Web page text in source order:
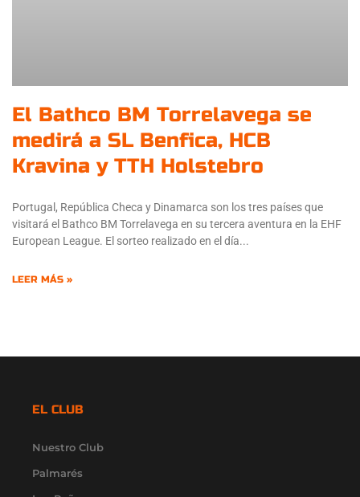
El Bathco BM Torrelavega se
medirá a SL Benfica, HCB
Kravina y TTH Holstebro
Portugal, República Checa y Dinamarca son los tres países que
visitará el Bathco BM Torrelavega en su tercera aventura en la EHF
European League. El sorteo realizado en el día
LEER MÁS »
EL CLUB
Nuestro Club
Palmarés